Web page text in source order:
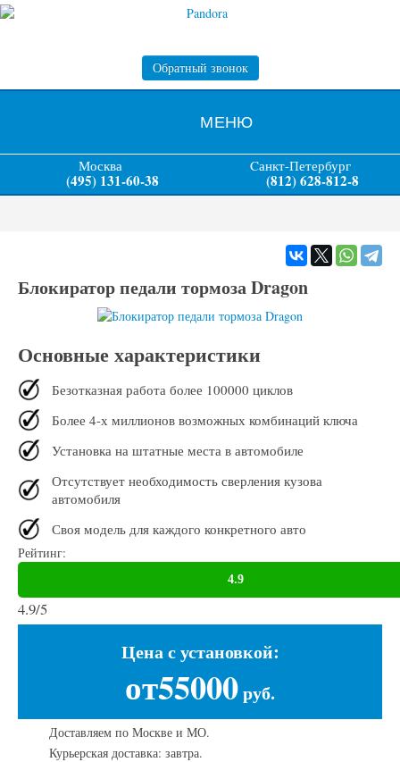
Обратный звонок
МЕНЮ
Москва
(495) 131-60-38
Cанкт-Петербург
(812) 628-812-8
Блокиратор педали тормоза Dragon
Основные характеристики
Безотказная работа более 100000 циклов
Более 4-х миллионов возможных комбинаций ключа
Установка на штатные места в автомобиле
Отсутствует необходимость сверления кузова
автомобиля
Своя модель для каждого конкретного авто
Рейтинг:
4.9/5
Цена с установкой:
от55000руб.
Доставляем по Москве и МО.
Курьерская доставка: завтра.